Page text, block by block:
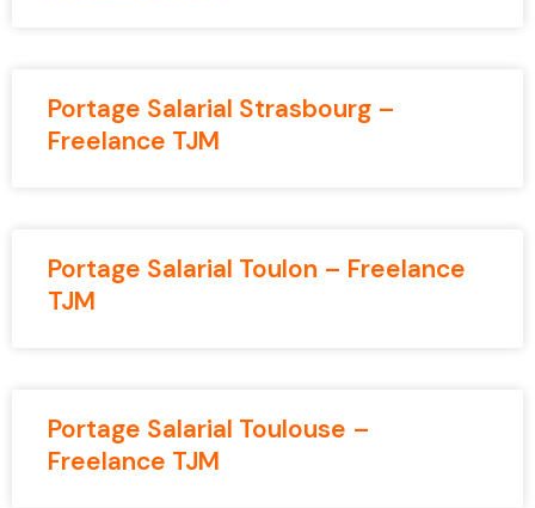
Portage Salarial Strasbourg –
Freelance TJM
Portage Salarial Toulon – Freelance
TJM
Portage Salarial Toulouse –
Freelance TJM